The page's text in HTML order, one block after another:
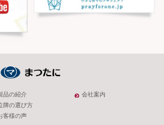
品の紹介
牌の選び方
客様の声
会社案内